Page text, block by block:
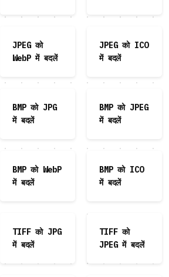
JPEG को
WebP में बदलें
JPEG को ICO
में बदलें
BMP को JPG
में बदलें
BMP को JPEG
में बदलें
BMP को WebP
में बदलें
BMP को ICO
में बदलें
TIFF को JPG
में बदलें
TIFF को
JPEG में बदलें